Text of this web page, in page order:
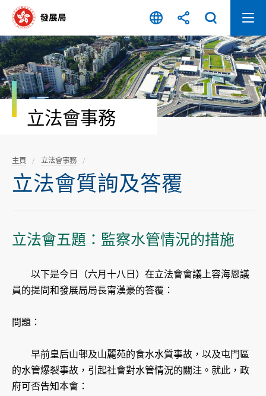
容
開
始
立法會事務
主頁 立法會事務
立法會質詢及答覆
立法會五題：監察水管情況的措施
以下是今日（六月十八日）在立法會會議上容海恩議
員的提問和發展局局長甯漢豪的答覆：
問題：
早前皇后山邨及山麗苑的食水水質事故，以及屯門區
的水管爆裂事故，引起社會對水管情況的關注。就此，政
府可否告知本會：